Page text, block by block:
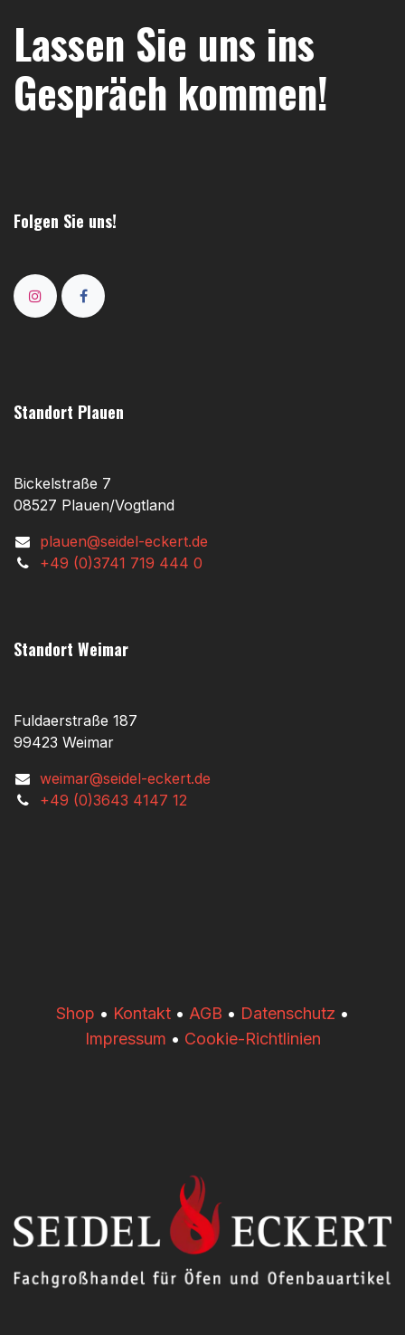
Lassen Sie uns ins
Gespräch kommen!
Folgen Sie uns!
Standort Plauen
Bickelstraße 7
08527 Plauen/Vogtland
plauen@seidel-eckert.de
+49 (0)3741 719 444 0
Standort Weimar
Fuldaerstraße 187
99423 Weimar
weimar@seidel-eckert.de
+49 (0)3643 4147 12
​​Shop • Kontakt • AGB • Datenschutz •
Impressum • Cookie-Richtlinien